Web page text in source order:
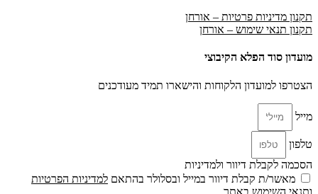
תקנון מדיניות פרטיות – אורחן
תקנון תנאי שימוש – אורחן
מועדון סוד הפלא הקיבוצי
הצטרפו למועדון הלקוחות והישארו תמיד מעודכנים
מייל
טלפון
הסכמה לקבלת דיוור ולמדיניות
מאשר/ת קבלת דיוור במייל ובסלולר בהתאם למדיניות הפרטיות
ותנאי השימוש באתר